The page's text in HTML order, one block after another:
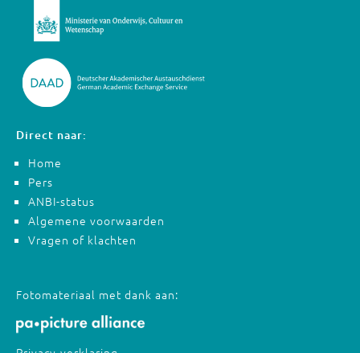
Direct naar:
Home
Pers
ANBI-status
Algemene voorwaarden
Vragen of klachten
Fotomateriaal met dank aan: